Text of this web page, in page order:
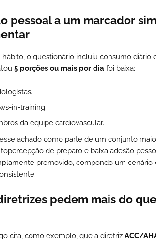
pessoal a um marcador
o questionário incluiu consumo diário
5 porções ou mais por dia foi baixa:
in-training.
da equipe cardiovascular.
achado como parte de um conjunto
de preparo e baixa adesão
promovido, compondo um cenário
pedem mais do
cita, como exemplo, que a diretriz ACC/